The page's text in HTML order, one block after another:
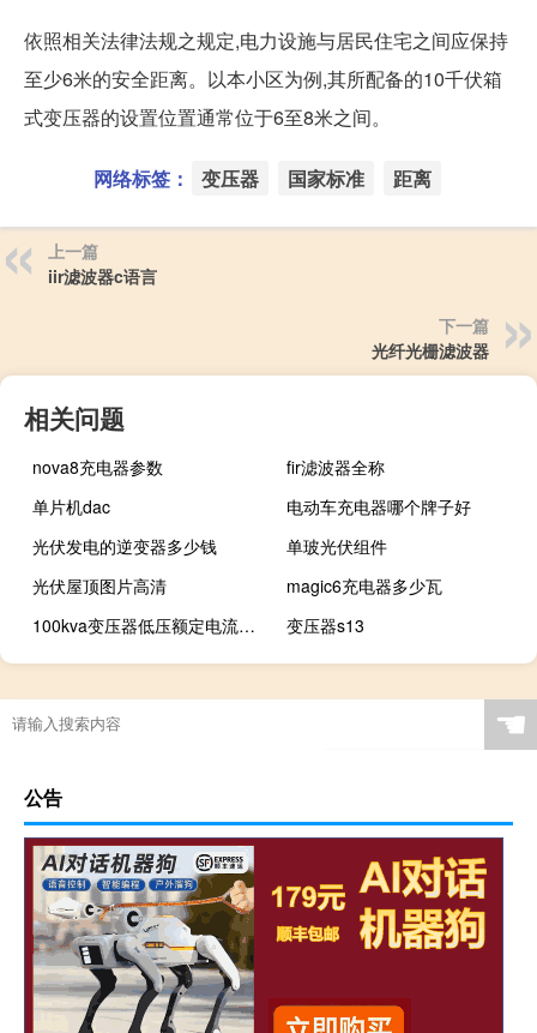
依照相关法律法规之规定,电力设施与居民住宅之间应保持
至少6米的安全距离。以本小区为例,其所配备的10千伏箱
式变压器的设置位置通常位于6至8米之间。
网络标签： 变压器 国家标准 距离
上一篇
iir滤波器c语言
下一篇
光纤光栅滤波器
相关问题
nova8充电器参数
fir滤波器全称
单片机dac
电动车充电器哪个牌子好
光伏发电的逆变器多少钱
单玻光伏组件
光伏屋顶图片高清
magic6充电器多少瓦
100kva变压器低压额定电流是多少
变压器s13
☚
公告